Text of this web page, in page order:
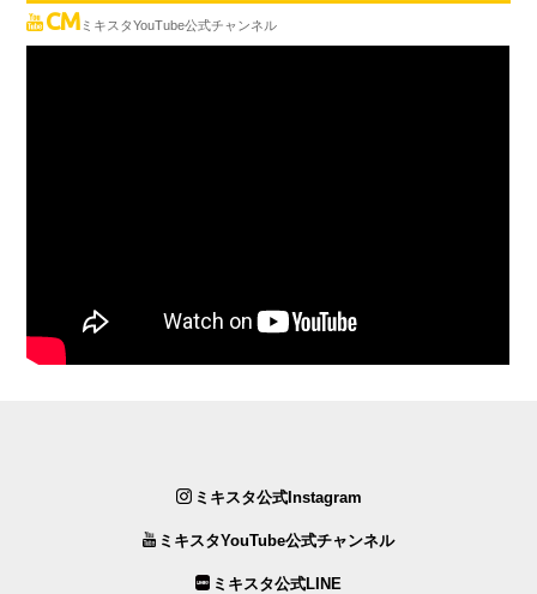
CMミキスタYouTube公式チャンネル
ミキスタ公式Instagram
ミキスタYouTube公式チャンネル
ミキスタ公式LINE